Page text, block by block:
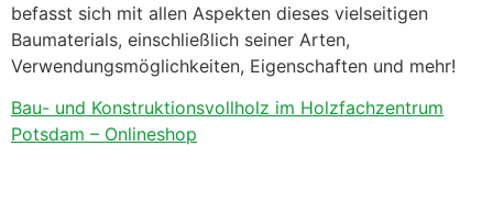
befasst sich mit allen Aspekten dieses vielseitigen
Baumaterials, einschließlich seiner Arten,
Verwendungsmöglichkeiten, Eigenschaften und mehr!
Bau- und Konstruktionsvollholz im Holzfachzentrum
Potsdam – Onlineshop